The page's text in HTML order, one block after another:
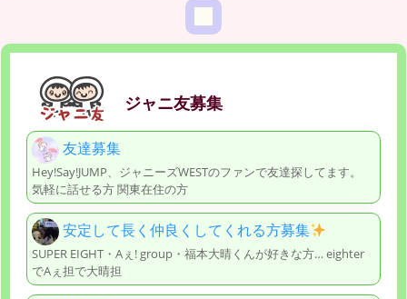
ジャニ友募集
友達募集
Hey!Say!JUMP、ジャニーズWESTのファンで友達探してます。
気軽に話せる方 関東在住の方
安定して長く仲良くしてくれる方募集
SUPER EIGHT・Aぇ! group・福本大晴くんが好きな方… eighter
でAぇ担で大晴担